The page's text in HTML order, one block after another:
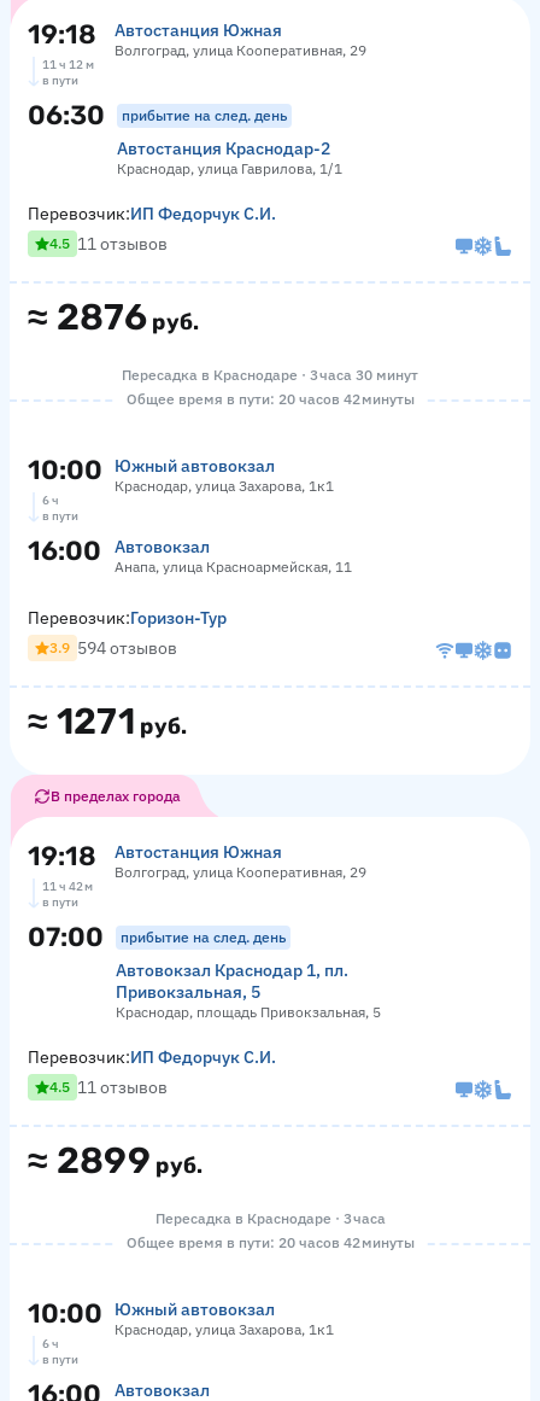
19:18 Автостанция Южная
Волгоград, улица Кооперативная, 29
11 ч 12 м
в пути
06:30 прибытие на след. день
Автостанция Краснодар-2
Краснодар, улица Гаврилова, 1/1
≈ 2876 руб.
Перевозчик:ИП Федорчук С.И.
4.5 11 отзывов
Пересадка в Краснодаре · 3 часа 30 минут
Общее время в пути: 20 часов 42 минуты
10:00 Южный автовокзал
Краснодар, улица Захарова, 1к1
6 ч
в пути
16:00 Автовокзал
Анапа, улица Красноармейская, 11
≈ 1271 руб.
Перевозчик:Горизон-Тур
3.9 594 отзывов
В пределах города
19:18 Автостанция Южная
Волгоград, улица Кооперативная, 29
11 ч 42 м
в пути
07:00 прибытие на след. день
Автовокзал Краснодар 1, пл.
Привокзальная, 5
Краснодар, площадь Привокзальная, 5
≈ 2899 руб.
Перевозчик:ИП Федорчук С.И.
4.5 11 отзывов
Пересадка в Краснодаре · 3 часа
Общее время в пути: 20 часов 42 минуты
10:00 Южный автовокзал
Краснодар, улица Захарова, 1к1
6 ч
в пути
16:00 Автовокзал